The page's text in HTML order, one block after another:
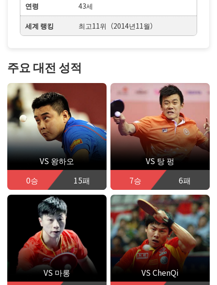
연령 43세
세계 랭킹 최고11위（2014년11월）
주요 대전 성적
VS 왕하오
0승
15패
VS 탕 펑
7승
6패
VS 마롱
VS ChenQi